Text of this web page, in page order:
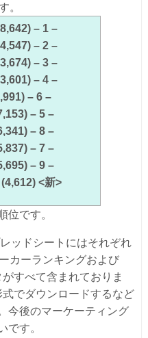
。
– 1 –
– 2 –
– 3 –
– 4 –
– 6 –
– 5 –
– 8 –
– 7 –
– 9 –
<新>
位です。
ッドシートにはそれぞれ
カーランキングおよび
すべて含まれておりま
でダウンロードするなど
今後のマーケーティング
です。